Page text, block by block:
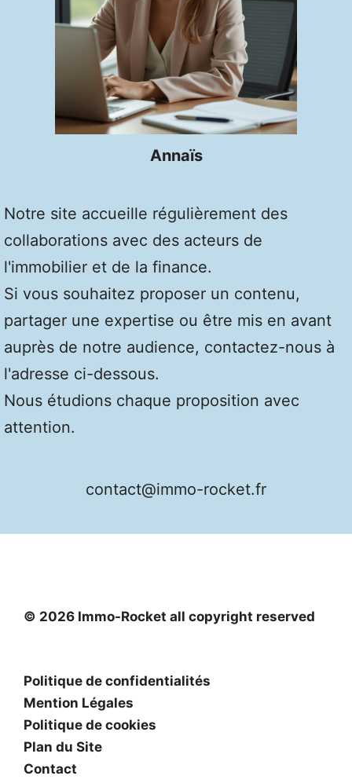
Annaïs
Notre site accueille régulièrement des
collaborations avec des acteurs de
l'immobilier et de la finance.
Si vous souhaitez proposer un contenu,
partager une expertise ou être mis en avant
auprès de notre audience, contactez-nous à
l'adresse ci-dessous.
Nous étudions chaque proposition avec
attention.
contact@immo-rocket.fr
© 2026 Immo-Rocket all copyright reserved
Politique de confidentialités
Mention Légales
Politique de cookies
Plan du Site
Contact